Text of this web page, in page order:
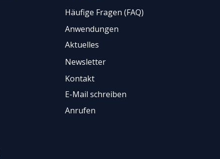
Häufige Fragen (FAQ)
Aktuelles
Newsletter
Kontakt
E-Mail schreiben
Anrufen
Anwendungen